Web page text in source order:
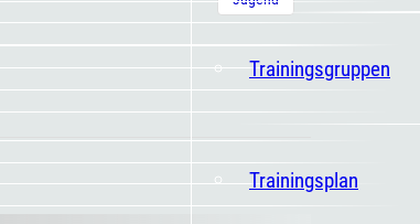
Trainingsgruppen
Trainingsplan